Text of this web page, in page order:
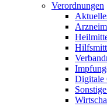
Verordnungen
Digitale